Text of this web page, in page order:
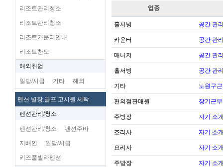
리조트관리청소
리조트관리청소
리조트카운터안내
리조트찬모
해외취업
일당/시급 기타 해외
펜션 별장.골프.고시원 세탁
펜션관리/청소
펜션관리/청소 펜션주바
지배인 일당/시급
키즈풀빌라펜션
업종
홀서빙 공간 관
카운터 공간 관
매니저 공간 관
홀서빙 공간 관
기타 노원구
편의점판매원 장기근
주방장 자기 소
조리사 자기 소
요리사 자기 소
주방장 자기 소